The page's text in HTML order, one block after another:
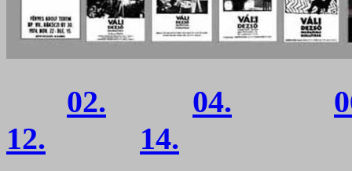
02. 04.
12.
14.